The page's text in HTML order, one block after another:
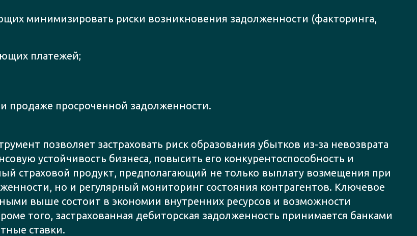
минимизировать риски возникновения задолженности (факторинга,
платежей;
продаже просроченной задолженности.
позволяет застраховать риск образования убытков из-за невозврата
устойчивость бизнеса, повысить его конкурентоспособность и
страховой продукт, предполагающий не только выплату возмещения при
но и регулярный мониторинг состояния контрагентов. Ключевое
выше состоит в экономии внутренних ресурсов и возможности
того, застрахованная дебиторская задолженность принимается банками
ставки.